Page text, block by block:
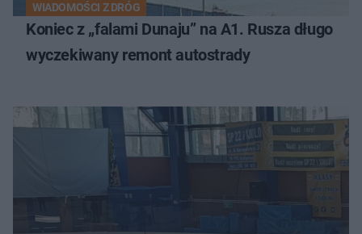
WIADOMOŚCI Z DRÓG
Koniec z „falami Dunaju” na A1. Rusza długo
wyczekiwany remont autostrady